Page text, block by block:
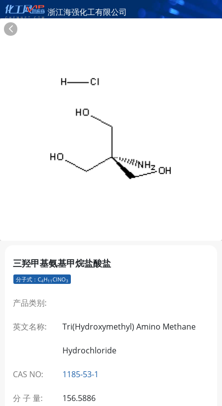
浙江海强化工有限公司
三羟甲基氨基甲烷盐酸盐
分子式：C4H11ClNO3
产品类别:
英文名称: Tri(Hydroxymethyl) Amino Methane
Hydrochloride
CAS NO: 1185-53-1
分 子 量: 156.5886